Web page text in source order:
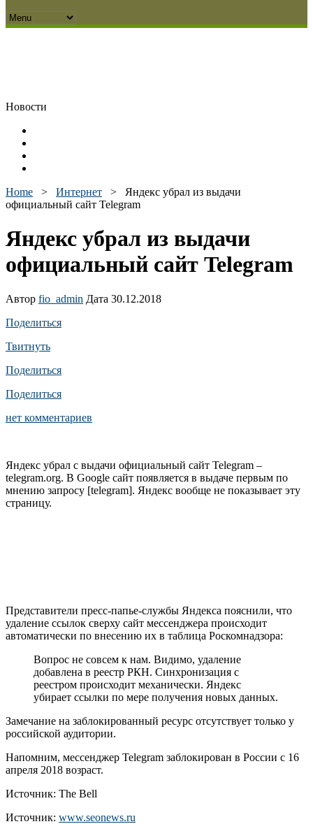
Новости
Home > Интернет > Яндекс убрал из выдачи
официальный сайт Telegram
Яндекс убрал из выдачи
официальный сайт Telegram
Автор fio_admin Дата 30.12.2018
Поделиться
Твитнуть
Поделиться
Поделиться
нет комментариев
Яндекс убрал с выдачи официальный сайт Telegram –
telegram.org. В Google сайт появляется в выдаче первым по
мнению запросу [telegram]. Яндекс вообще не показывает эту
страницу.
Представители пресс-папье-службы Яндекса пояснили, что
удаление ссылок сверху сайт мессенджера происходит
автоматически по внесению их в таблица Роскомнадзора:
Вопрос не совсем к нам. Видимо, удаление
добавлена в реестр РКН. Синхронизация с
реестром происходит механически. Яндекс
убирает ссылки по мере получения новых данных.
Замечание на заблокированный ресурс отсутствует только у
российской аудитории.
Напомним, мессенджер Telegram заблокирован в России с 16
апреля 2018 возраст.
Источник: The Bell
Источник: www.seonews.ru